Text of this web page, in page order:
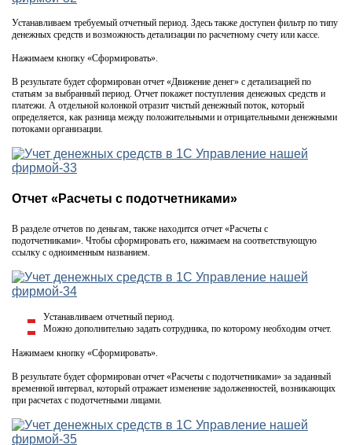
Устанавливаем требуемый отчетный период. Здесь также доступен фильтр по типу
денежных средств и возможность детализации по расчетному счету или кассе.
Нажимаем кнопку «Сформировать».
В результате будет сформирован отчет «Движение денег» с детализацией по
статьям за выбранный период. Отчет покажет поступления денежных средств и
платежи. А отдельной колонкой отразит чистый денежный поток, который
определяется, как разница между положительными и отрицательными денежными
потоками организации.
Отчет «Расчеты с подотчетниками»
В разделе отчетов по деньгам, также находится отчет «Расчеты с
подотчетниками». Чтобы сформировать его, нажимаем на соответствующую
ссылку с одноименным названием.
Устанавливаем отчетный период.
Можно дополнительно задать сотрудника, по которому необходим отчет.
Нажимаем кнопку «Сформировать».
В результате будет сформирован отчет «Расчеты с подотчетниками» за заданный
временной интервал, который отражает изменение задолженностей, возникающих
при расчетах с подотчетными лицами.